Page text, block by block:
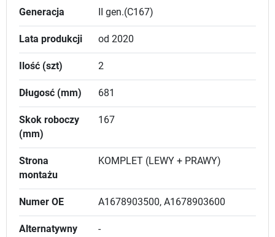
Generacja II gen.(C167)
Lata produkcji od 2020
Ilość (szt) 2
Długosć (mm) 681
Skok roboczy
(mm)
167
Strona
montażu
KOMPLET (LEWY + PRAWY)
Numer OE A1678903500, A1678903600
Alternatywny
-